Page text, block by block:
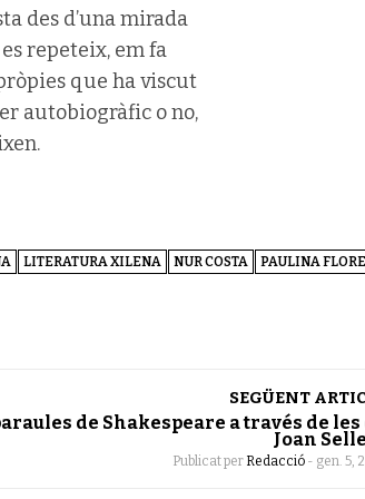
des d’una mirada
repeteix, em fa
que ha viscut
autobiogràfic o no,
LITERATURA XILENA NUR COSTA
PAULINA
SEGÜENT
de Shakespeare a través de les
Joan
Publicat per Redacció - gen. 5,